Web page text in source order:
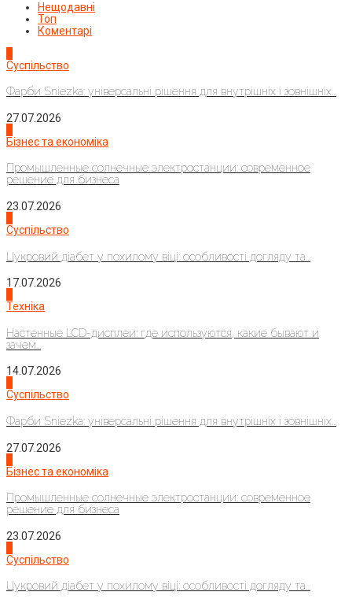
Нещодавні
Топ
Коментарі
Суспільство
Фарби Sniezka: універсальні рішення для внутрішніх і зовнішніх...
27.07.2026
Бізнес та економіка
Промышленные солнечные электростанции: современное
решение для бизнеса
23.07.2026
Суспільство
Цукровий діабет у похилому віці: особливості догляду та...
17.07.2026
Техніка
Настенные LCD-дисплеи: где используются, какие бывают и
зачем...
14.07.2026
Суспільство
Фарби Sniezka: універсальні рішення для внутрішніх і зовнішніх...
27.07.2026
Бізнес та економіка
Промышленные солнечные электростанции: современное
решение для бизнеса
23.07.2026
Суспільство
Цукровий діабет у похилому віці: особливості догляду та...